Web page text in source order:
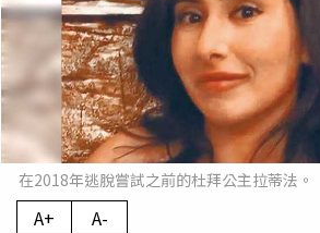
在2018年逃脫嘗試之前的杜拜公主拉蒂法。
A+ A-